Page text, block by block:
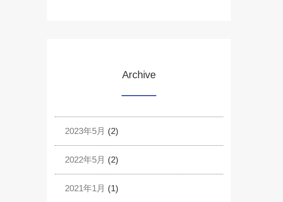
Archive
2023年5月 (2)
2022年5月 (2)
2021年1月 (1)